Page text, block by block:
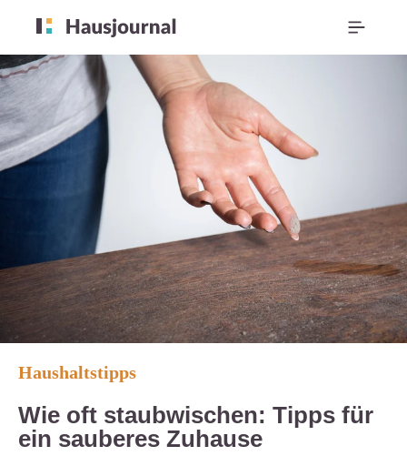
Haushaltstipps
Wie oft staubwischen: Tipps für
ein sauberes Zuhause